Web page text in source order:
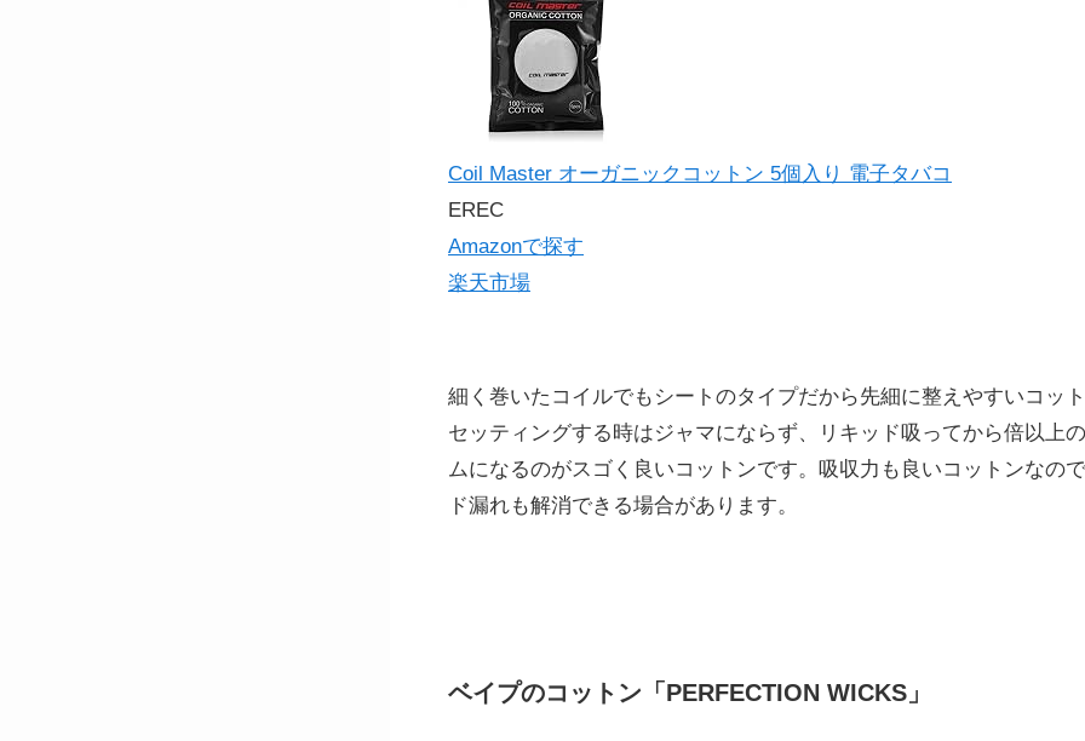
Coil Master オーガニックコットン 5個入り 電子タバコ
EREC
Amazonで探す
楽天市場
細く巻いたコイルでもシートのタイプだから先細に整えやすいコット
セッティングする時はジャマにならず、リキッド吸ってから倍以上
ムになるのがスゴく良いコットンです。吸収力も良いコットンなの
ド漏れも解消できる場合があります。
ベイプのコットン「PERFECTION WICKS」